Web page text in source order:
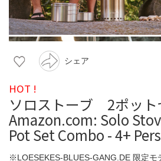
シェア
HOT !
ソロストーブ 2ポット
Amazon.com: Solo
Pot Set Combo - 4+
※LOESEKES-BLUES-GANG.DE 限定モ